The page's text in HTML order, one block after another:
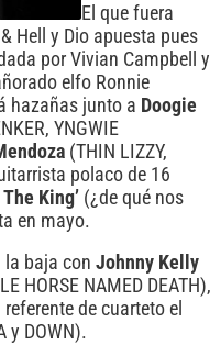
El que fuera
Hell y Dio apuesta pues
por Vivian Campbell y
elfo Ronnie
hazañas junto a Doogie
YNGWIE
(THIN LIZZY,
polaco de 16
The King’ (¿de qué nos
en mayo.
la baja con Johnny Kelly
HORSE NAMED DEATH),
de cuarteto el
y DOWN).